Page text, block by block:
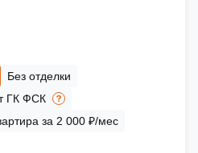
Без отделки
ГК ФСК
за 2 000 ₽/мес